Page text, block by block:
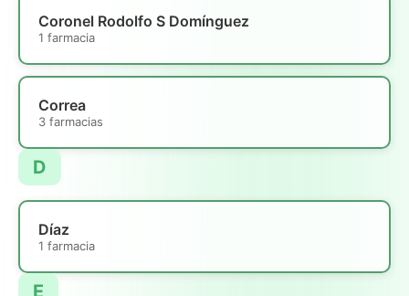
Coronel Rodolfo S Domínguez
1 farmacia
Correa
3 farmacias
D
Díaz
1 farmacia
E